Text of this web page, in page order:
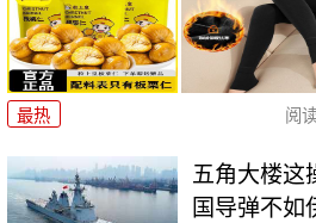
最热 阅
五角大楼这
国导弹不如